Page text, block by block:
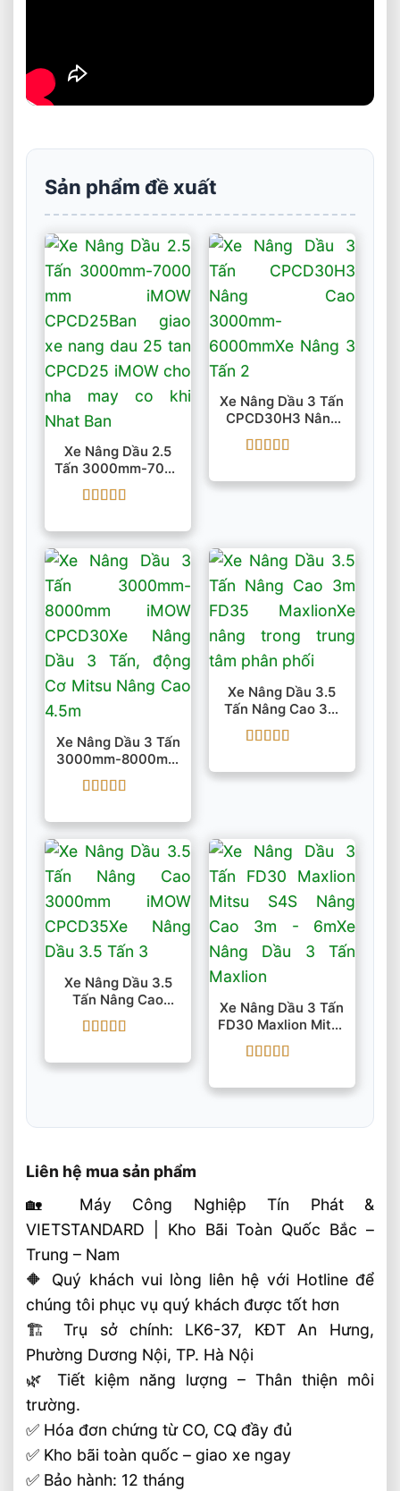
Sản phẩm đề xuất
Xe Nâng Dầu 2.5
Tấn 3000mm-7000
Mm IMOW CPCD25
hạng55 sao
Xe Nâng Dầu 3 Tấn
CPCD30H3 Nâng
Cao 3000mm-
6000mm
hạng55 sao
Xe Nâng Dầu 3 Tấn
3000mm-8000mm
IMOW CPCD30
hạng55 sao
Xe Nâng Dầu 3.5
Tấn Nâng Cao 3m
FD35 Maxlion
hạng55 sao
Xe Nâng Dầu 3.5
Tấn Nâng Cao
3000mm IMOW
CPCD35
hạng55 sao
Xe Nâng Dầu 3 Tấn
FD30 Maxlion Mitsu
S4S Nâng Cao 3m –
6m
hạng55 sao
Liên hệ mua sản phẩm
🏡 Máy Công Nghiệp Tín Phát &
VIETSTANDARD | Kho Bãi Toàn Quốc Bắc –
Trung – Nam
🔶 Quý khách vui lòng liên hệ với Hotline để
chúng tôi phục vụ quý khách được tốt hơn
🏗 Trụ sở chính: LK6-37, KĐT An Hưng,
Phường Dương Nội, TP. Hà Nội
🌿 Tiết kiệm năng lượng – Thân thiện môi
trường.
✅ Hóa đơn chứng từ CO, CQ đầy đủ
✅ Kho bãi toàn quốc – giao xe ngay
✅ Bảo hành: 12 tháng